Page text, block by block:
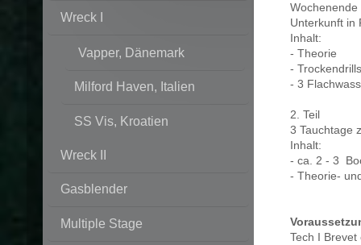
Unterkunft in
Inhalt:
- Theorie
- Trockendrills
- 3
2. Teil
3 Tauchtage
Inhalt:
- ca. 2 - 3
- Theorie-
Tech I
Wreck I
Vapper, Dänemark
Milford Haven, Italien
SS Vis, Kroatien
Wreck II
Gasblender
Multiple Stage